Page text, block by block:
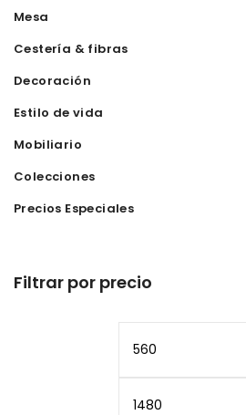
Mesa
Cestería & fibras
Decoración
Estilo de vida
Mobiliario
Colecciones
Precios Especiales
Filtrar por precio